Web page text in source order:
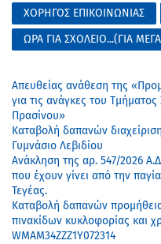
ΧΟΡΗΓΟΣ ΕΠΙΚΟΙΝΩΝΙΑΣ
ΩΡΑ ΓΙΑ ΣΧΟΛΕΙΟ...(ΓΙΑ
Απευθείας ανάθεση της
για τις ανάγκες του
Πρασίνου»
Καταβολή δαπανών
Γυμνάσιο Λεβιδίου
Ανάκληση της αρ. 547/2026
που έχουν γίνει από την
Τεγέας.
Καταβολή δαπανών
πινακίδων κυκλοφορίας και
WMAM34ZZZ1Y072314